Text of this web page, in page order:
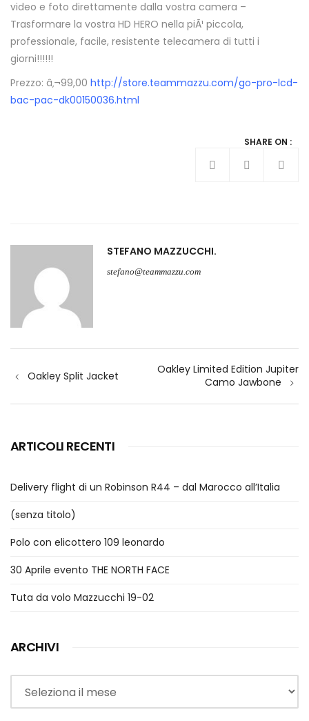
video e foto direttamente dalla vostra camera –
Trasformare la vostra HD HERO nella piÃ¹ piccola,
professionale, facile, resistente telecamera di tutti i
giorni!!!!!!
Prezzo: â‚¬99,00 http://store.teammazzu.com/go-pro-lcd-
bac-pac-dk00150036.html
SHARE ON :
STEFANO MAZZUCCHI
stefano@teammazzu.com
articoli
Oakley Split Jacket
Oakley Limited Edition Jupiter
Camo Jawbone
ARTICOLI RECENTI
Delivery flight di un Robinson R44 – dal Marocco all’Italia
(senza titolo)
Polo con elicottero 109 leonardo
30 Aprile evento THE NORTH FACE
Tuta da volo Mazzucchi 19-02
ARCHIVI
Archivi